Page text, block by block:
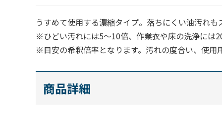
うすめて使用する濃縮タイプ。落ちにくい油汚れ
※ひどい汚れには5～10倍、作業衣や床の洗浄には
※目安の希釈倍率となります。汚れの度合い、使用
商品詳細